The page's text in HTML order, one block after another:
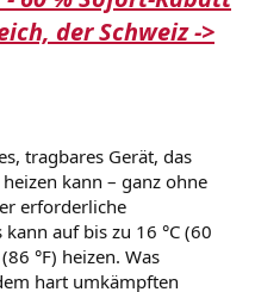
der Schweiz ->
tragbares Gerät, das
kann – ganz ohne
erforderliche
auf bis zu 16 °C (60
°F) heizen. Was
hart umkämpften